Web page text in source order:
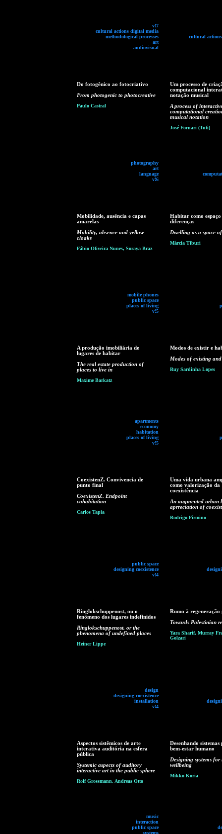
v!7
cultural actions digital media
methodological processes
art
audiovisual
cultural
Do fotogênico ao fotocriativo
From photogenic to photocreative
Paulo Castral
photography
art
language
v!6
Um processo de
computacional
notação musical
A process of
computational
musical notation
José Fornari (Tuti)
Mobilidade, ausência e capas
amarelas
Mobility, absence and yellow
cloaks
Fábio Oliveira Nunes, Soraya Braz
mobile phones
public space
places of living
v!5
Habitar como espaço
diferenças
Dwelling as a space
Márcia Tiburi
A produção imobiliária de
lugares de habitar
The real estate production of
places to live in
Maxime Barkatz
apartments
economy
habitation
places of living
v!5
Modos de existir e
Modes of existing
Ruy Sardinha Lopes
CoexistenZ. Convivencia de
punto final
CoexistenZ. Endpoint
cohabitation
Carlos Tapia
public space
designing coexistence
v!4
Uma vida urbana
como valorização da
coexistência
An augmented urban
aprreciation of
Rodrigo Firmino
Ringlokschuppenost, ou o
fenômeno dos lugares indefinidos
Ringlokschuppenost, or the
phenomena of undefined places
Heiner Lippe
design
designing coexistence
installation
v!4
Rumo à regeneração
Towards Palestinian
Yara Sharif, Murray
Golzari
Aspectos sistêmicos de arte
interativa auditória na esfera
pública
Systemic aspects of auditory
interactive art in the public sphere
Rolf Grossmann, Andreas Otto
music
interaction
public space
systems
Desenhando sistemas
bem-estar humano
Designing systems for
wellbeing
Mikko Koria